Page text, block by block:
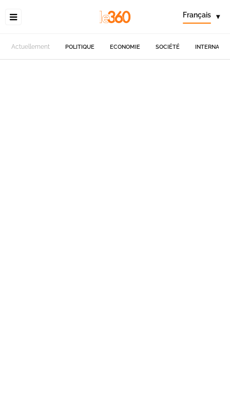
Français ▾
Actuellement POLITIQUE ECONOMIE SOCIÉTÉ